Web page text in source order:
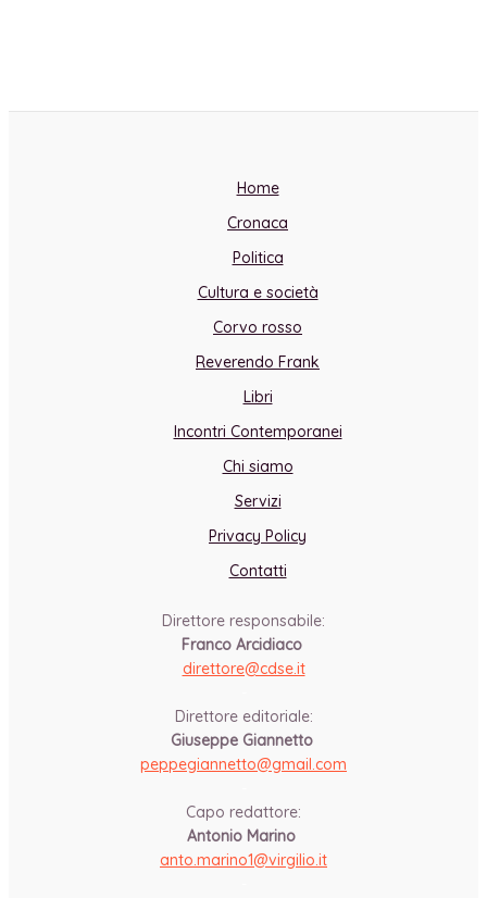
Home
Cronaca
Politica
Cultura e società
Corvo rosso
Reverendo Frank
Libri
Incontri Contemporanei
Chi siamo
Servizi
Privacy Policy
Contatti
Direttore responsabile:
Franco Arcidiaco
direttore@cdse.it
Direttore editoriale:
Giuseppe Giannetto
peppegiannetto@gmail.com
Capo redattore:
Antonio Marino
anto.marino1@virgilio.it